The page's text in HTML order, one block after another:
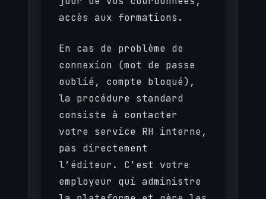
accès aux formations.
En cas de problème de
connexion (mot de passe
oublié, compte bloqué),
la procédure standard
consiste à contacter
votre service RH interne,
pas directement
l’éditeur. C’est votre
employeur qui administre